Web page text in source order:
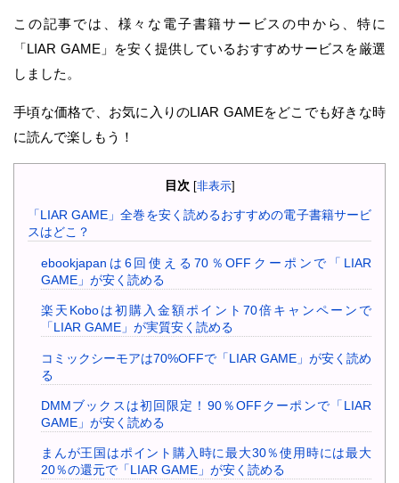
この記事では、様々な電子書籍サービスの中から、特に
「LIAR GAME」を安く提供しているおすすめサービスを厳選
しました。
手頃な価格で、お気に入りのLIAR GAMEをどこでも好きな時
に読んで楽しもう！
目次 [非表示]
「LIAR GAME」全巻を安く読めるおすすめの電子書籍サービ
スはどこ？
ebookjapanは6回使える70％OFFクーポンで「LIAR
GAME」が安く読める
楽天Koboは初購入金額ポイント70倍キャンペーンで
「LIAR GAME」が実質安く読める
コミックシーモアは70%OFFで「LIAR GAME」が安く読め
る
DMMブックスは初回限定！90％OFFクーポンで「LIAR
GAME」が安く読める
まんが王国はポイント購入時に最大30％使用時には最大
20％の還元で「LIAR GAME」が安く読める